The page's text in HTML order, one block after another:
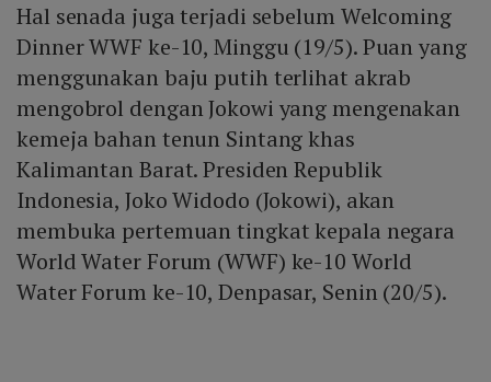
Hal senada juga terjadi sebelum Welcoming
Dinner WWF ke-10, Minggu (19/5). Puan yang
menggunakan baju putih terlihat akrab
mengobrol dengan Jokowi yang mengenakan
kemeja bahan tenun Sintang khas
Kalimantan Barat. Presiden Republik
Indonesia, Joko Widodo (Jokowi), akan
membuka pertemuan tingkat kepala negara
World Water Forum (WWF) ke-10 World
Water Forum ke-10, Denpasar, Senin (20/5).